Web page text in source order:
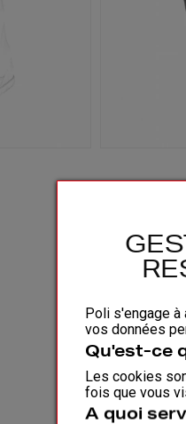
Poli s'engage
vos données
Qu'est-ce
Les cookies
fois que vous
A quoi